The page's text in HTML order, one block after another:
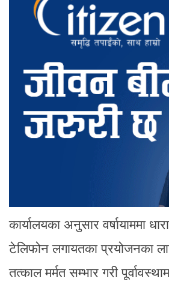
कार्यालयका अनुसार वर्षायाममा
टेलिफोन लगायतका प्रयोजनका
तत्काल मर्मत सम्भार गरी